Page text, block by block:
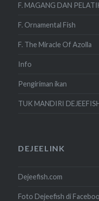
F. MAGANG DAN
F. Ornamental Fish
F. The Miracle Of Azolla
Info
Pengiriman ikan
TUK MANDIRI
DEJEELINK
Dejeefish.com
Foto Dejeefish di